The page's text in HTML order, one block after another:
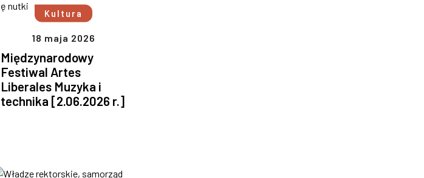
Kultura
18 maja 2026
Międzynarodowy
Festiwal Artes
Liberales Muzyka i
technika [2.06.2026 r.]